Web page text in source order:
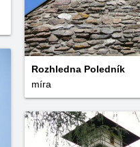
Rozhledna Poledník
míra